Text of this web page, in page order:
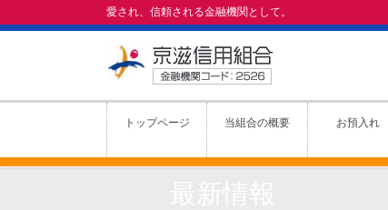
愛され、信頼される金融機関として。
トップページ 当組合の概要 お預入れ